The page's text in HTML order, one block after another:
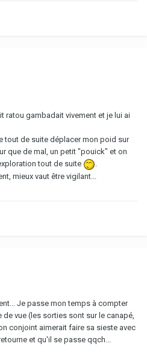
ratou gambadait vivement et je lui ai
tout de suite déplacer mon poid sur
que de mal, un petit "pouick" et on
tout de suite
mieux vaut être vigilant...
Je passe mon temps à compter
vue (les sorties sont sur le canapé,
conjoint aimerait faire sa sieste avec
et qu'il se passe qqch...